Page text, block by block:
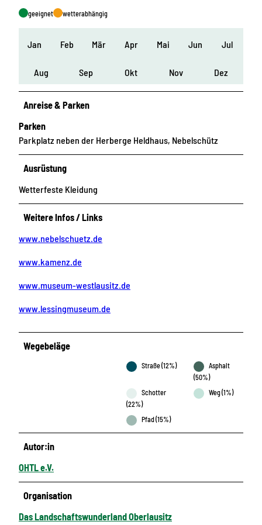
geeignet wetterabhängig
Jan Feb Mär Apr Mai Jun Jul
Aug Sep Okt Nov Dez
Anreise & Parken
Parken
Parkplatz neben der Herberge Heldhaus, Nebelschütz
Ausrüstung
Wetterfeste Kleidung
Weitere Infos / Links
www.nebelschuetz.de
www.kamenz.de
www.museum-westlausitz.de
www.lessingmuseum.de
Wegebeläge
Straße (12%)
Asphalt
(50%)
Schotter
(22%)
Weg (1%)
Pfad (15%)
Autor:in
OHTL e.V.
Organisation
Das Landschaftswunderland Oberlausitz